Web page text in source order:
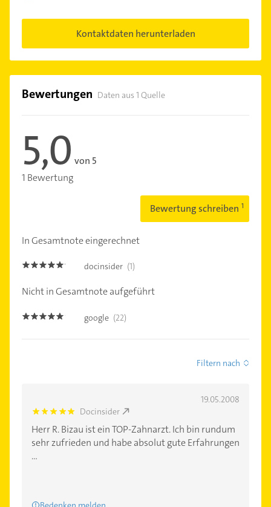
Kontaktdaten herunterladen
Bewertungen Daten aus 1 Quelle
5,0 von 5
1 Bewertung
Bewertung schreiben
In Gesamtnote eingerechnet
5.0 docinsider (1)
Nicht in Gesamtnote aufgeführt
4.9 google (22)
Filtern nach
19.05.2008
5.0 Docinsider
Herr R. Bizau ist ein TOP-Zahnarzt. Ich bin rundum
sehr zufrieden und habe absolut gute Erfahrungen
...